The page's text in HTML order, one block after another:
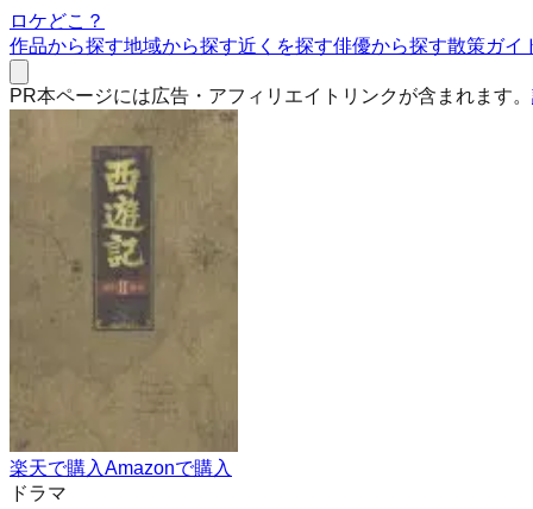
ロケどこ？
作品から探す地域から探す近くを探す俳優から探す散策ガイ
PR本ページには広告・アフィリエイトリンクが含まれます。
楽天で購入Amazonで購入
ドラマ